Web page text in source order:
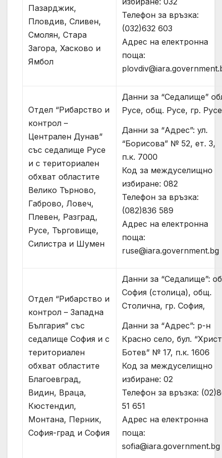
Пазарджик,
Пловдив, Сливен,
Смолян, Стара
Загора, Хасково и
Ямбол
Телефон за връзка:
(032)632 603
Адрес на електронна
поща:
Отдел “Рибарство и
контрол –
Централен Дунав”
със седалище Русе
и с териториален
обхват областите
Велико Търново,
Габрово, Ловеч,
Плевен, Разград,
Русе, Търговище,
Силистра и Шумен
Данни за “Седалище”
Русе, общ. Русе, гр.
Данни за “Адрес”: ул.
“Борисова” № 52, ет. 3,
п.к. 7000
Код за междуселищно
избиране: 082
Телефон за връзка:
(082)836 589
Адрес на електронна
поща:
ruse@iara.government.bg
Отдел “Рибарство и
контрол – Западна
България” със
седалище София и с
териториален
обхват областите
Благоевград,
Видин, Враца,
Кюстендил,
Монтана, Перник,
София-град и София
Данни за “Седалище”:
София (столица), общ.
Столична, гр. София,
Данни за “Адрес”: р-н
Красно село, бул.
Ботев” № 17, п.к. 1606
Код за междуселищно
избиране: 02
Телефон за връзка:
51 651
Адрес на електронна
поща:
sofia@iara.government.bg